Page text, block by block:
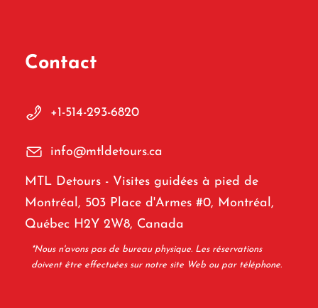
Contact
+1-514-293-6820
info@mtldetours.ca
MTL Detours - Visites guidées à pied de
Montréal, 503 Place d'Armes #0, Montréal,
Québec H2Y 2W8, Canada
*Nous n'avons pas de bureau physique. Les réservations
doivent être effectuées sur notre site Web ou par téléphone.